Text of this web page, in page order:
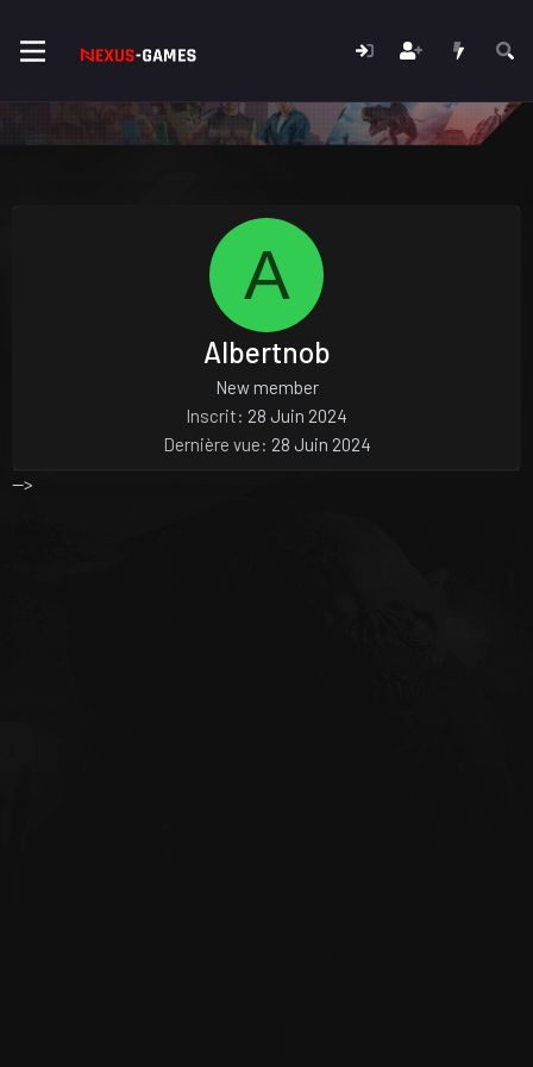
A
Albertnob
New member
Inscrit
28 Juin 2024
Dernière vue
28 Juin 2024
-->